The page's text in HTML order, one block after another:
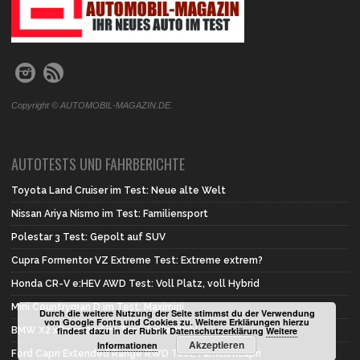
Copyright © AUTOMOBIL-MAGAZIN.DE.
AUTOTESTS UND FAHRBERICHTE
Toyota Land Cruiser im Test: Neue alte Welt
Nissan Ariya Nismo im Test: Familiensport
Polestar 3 Test: Gepolt auf SUV
Cupra Formentor VZ Extreme Test: Extreme extrem?
Honda CR-V e:HEV AWD Test: Voll Platz, voll Hybrid
Mini Countryman D im Test: Maximini
BMW X2 xDrive 20d im Test: Erste Wahl
Ford Capri Extended Range RWD Test: Familiencapri
Durch die weitere Nutzung der Seite stimmst du der Verwendung
von Google Fonts und Cookies zu. Weitere Erklärungen hierzu
findest dazu in der Rubrik DatenschutzerklärungWeitere
Informationen
Akzeptieren